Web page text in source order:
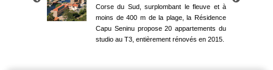
Corse du Sud, surplombant le fleuve et à
moins de 400 m de la plage, la Résidence
Capu Seninu propose 20 appartements du
studio au T3, entièrement rénovés en 2015.